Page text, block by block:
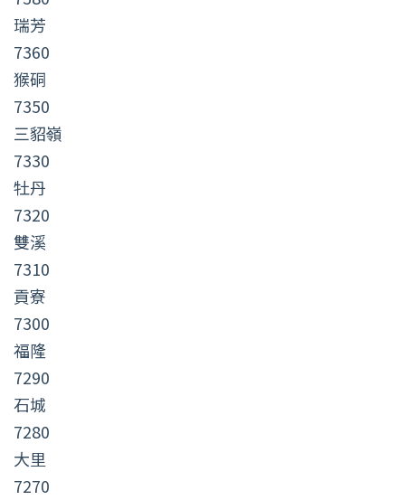
瑞芳
7360
猴硐
7350
三貂嶺
7330
牡丹
7320
雙溪
7310
貢寮
7300
福隆
7290
石城
7280
大里
7270